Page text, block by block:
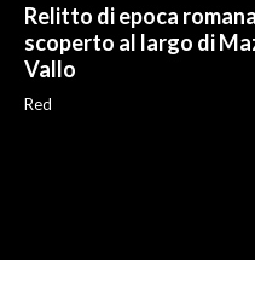
Relitto di epoca romana
scoperto al largo di
Vallo
Red